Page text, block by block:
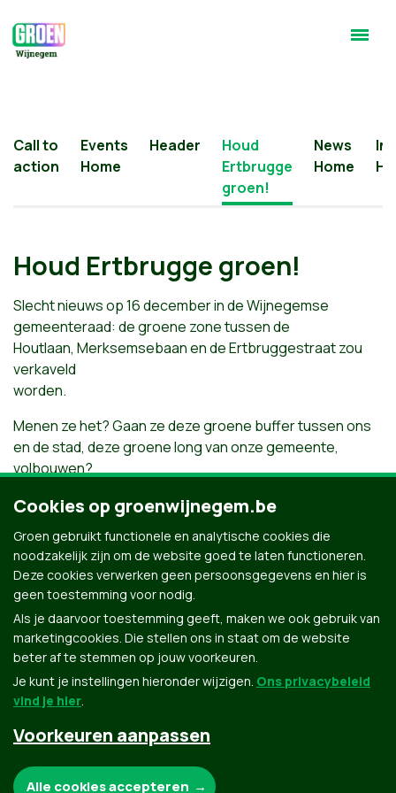
Call to
action
Events
Home
Header
Houd
Ertbrugge
groen!
News
Home
Houd Ertbrugge groen!
Slecht nieuws op 16 december in de Wijnegemse
gemeenteraad: de groene zone tussen de
Houtlaan, Merksemsebaan en de Ertbruggestraat zou
verkaveld
worden.
Menen ze het? Gaan ze deze groene buffer tussen ons
en de stad, deze groene long van onze gemeente,
volbouwen?
Wij pleiten voor het behoud van het groene karakter,
omdat dit gebied van grote waarde is
voor de Wijnegemnaars om tal van redenen.
Groen.be
Cookies op groenwijnegem.be
Groen gebruikt functionele en analytische cookies die
noodzakelijk zijn om de website goed te laten functioneren.
Deze cookies verwerken geen persoonsgegevens en hier is
geen toestemming voor nodig.
Als je daarvoor toestemming geeft, maken we ook gebruik van
marketingcookies. Die stellen ons in staat om de website
beter af te stemmen op jouw voorkeuren.
Je kunt je instellingen hieronder wijzigen. Ons privacybeleid
vind je hier.
Voorkeuren aanpassen
Alle cookies accepteren